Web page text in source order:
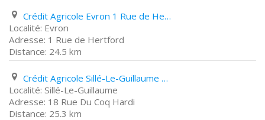
Crédit Agricole Evron 1 Rue de Hertford
Evron
1 Rue de Hertford
24.5 km
Crédit Agricole Sillé-Le-Guillaume 18 Rue Du Coq Hardi
Sillé-Le-Guillaume
18 Rue Du Coq Hardi
25.3 km